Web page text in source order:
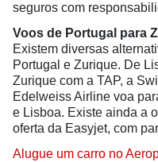
seguros com
Voos de Portugal para
Existem diversas
Portugal e Zurique. De
Zurique com a TAP, a
Edelweiss Airline voa
e Lisboa. Existe ainda a
oferta da Easyjet, com
Alugue um carro no